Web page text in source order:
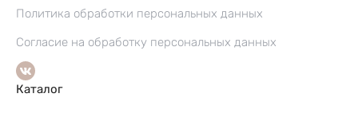
Политика обработки персональных данных
Согласие на обработку персональных данных
Каталог